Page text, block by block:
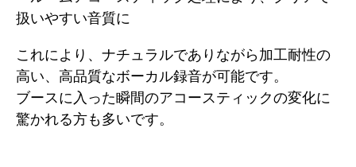
扱いやすい音質に
これにより、ナチュラルでありながら加工耐性の
高い、高品質なボーカル録音が可能です。
ブースに入った瞬間のアコースティックの変化に
驚かれる方も多いです。